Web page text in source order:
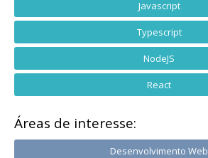
Javascript
Typescript
NodeJS
React
Áreas de interesse:
Desenvolvimento Web